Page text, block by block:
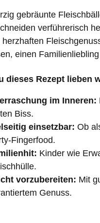
gebräunte
verführerisch
einen
dieses Rezept lieben
im Inneren:
Biss.
einsetzbar: Ob
Fingerfood.
Kinder wie
vorzubereiten: Mit
Genuss.